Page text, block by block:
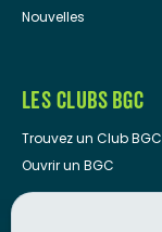
Nouvelles
LES CLUBS BGC
Trouvez un Club BGC
Ouvrir un BGC